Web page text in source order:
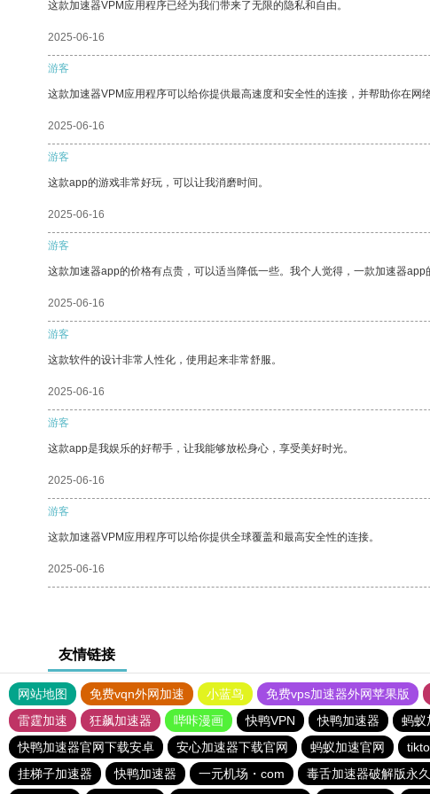
这款加速器VPM应用程序已经为我们带来了无限的隐私和自由。
2025-06-16
游客
这款加速器VPM应用程序可以给你提供最高速度和安全性的连接，并帮助你在网
2025-06-16
游客
这款app的游戏非常好玩，可以让我消磨时间。
2025-06-16
游客
这款加速器app的价格有点贵，可以适当降低一些。我个人觉得，一款加速器app
2025-06-16
游客
这款软件的设计非常人性化，使用起来非常舒服。
2025-06-16
游客
这款app是我娱乐的好帮手，让我能够放松身心，享受美好时光。
2025-06-16
游客
这款加速器VPM应用程序可以给你提供全球覆盖和最高安全性的连接。
2025-06-16
友情链接
网站地图 免费vqn外网加速 小蓝鸟 免费vps加速器外网苹果版
雷霆加速
狂飙加速器 哔咔漫画 快鸭VPN 快鸭加速器 蚂蚁
快鸭加速器官网下载安卓
安心加速器下载官网 蚂蚁加速官网
挂梯子加速器
快鸭加速器 一元机场・com 毒舌加速器破解版永